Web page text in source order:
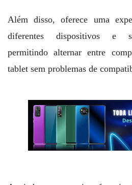
Além disso, oferece uma
diferentes dispositivos e
permitindo alternar entre
tablet sem problemas de